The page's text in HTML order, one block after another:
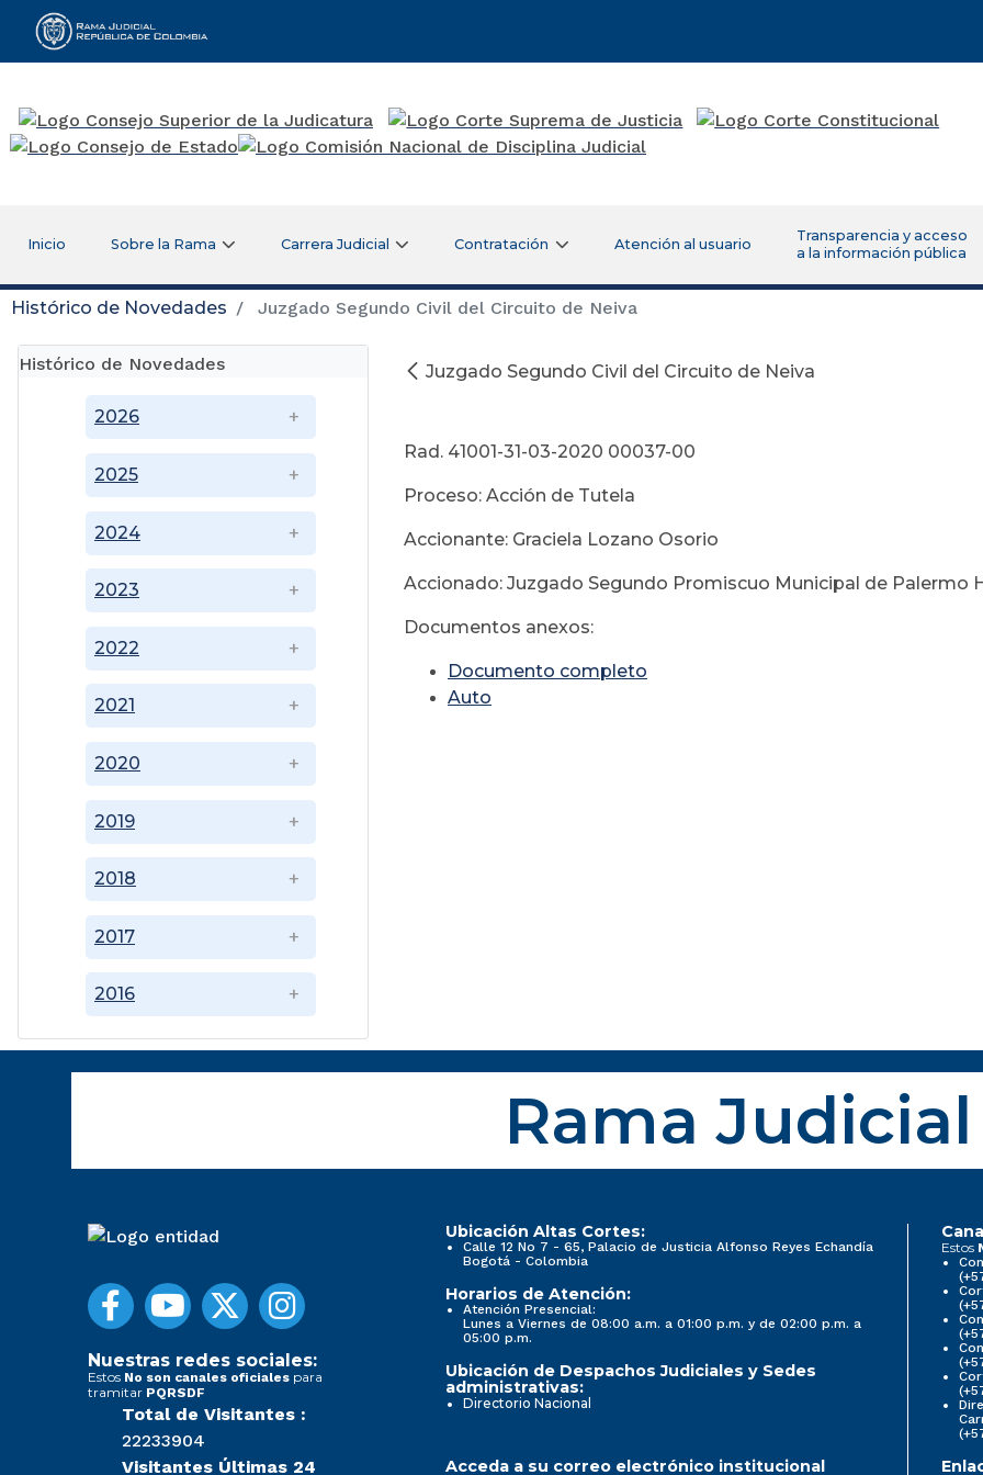
Rama Judicial
Inicio Sobre la Rama Carrera Judicial Contratación Atención al usuario
Transparencia y acceso
a la información pública
Histórico de Novedades Juzgado Segundo Civil del Circuito de Neiva
Histórico de Novedades
2016
2017
2018
2019
2020
2021
2022
2023
2024
2025
2026
Juzgado Segundo Civil del Circuito de Neiva
Rad. 41001-31-03-2020 00037-00
Proceso: Acción de Tutela
Accionante: Graciela Lozano Osorio
Accionado: Juzgado Segundo Promiscuo Municipal de Palermo
Documentos anexos:
Documento completo
Auto
Rama Judicial
Nuestras redes sociales:
Estos No son canales oficiales para
tramitar PQRSDF
Total de Visitantes :
22233904
Visitantes Últimas 24
Ubicación Altas Cortes:
Calle 12 No 7 - 65, Palacio de Justicia Alfonso Reyes Echandía
Bogotá - Colombia
Horarios de Atención:
Atención Presencial:
Lunes a Viernes de 08:00 a.m. a 01:00 p.m. y de 02:00 p.m. a
05:00 p.m.
Ubicación de Despachos Judiciales y Sedes
administrativas:
Directorio Nacional
Estos
Acceda a su correo electrónico institucional